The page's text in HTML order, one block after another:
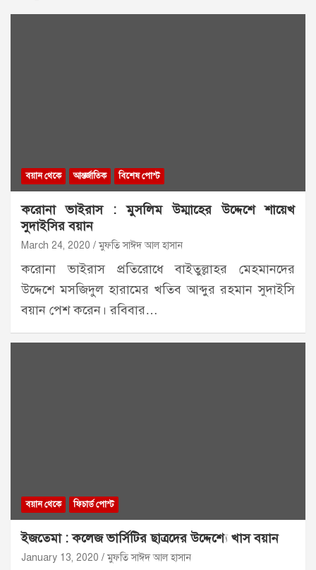
বয়ান থেকে আন্তর্জাতিক বিশেষ পোস্ট
করোনা ভাইরাস : মুসলিম উম্মাহের উদ্দেশে শায়েখ
সুদাইসির বয়ান
March 24, 2020 মুফতি সাঈদ আল হাসান
করোনা ভাইরাস প্রতিরোধে বাইতুল্লাহর মেহমানদের
উদ্দেশে মসজিদুল হারামের খতিব আব্দুর রহমান সুদাইসি
বয়ান পেশ করেন। রবিবার…
বয়ান থেকে ফিচার্ড পোস্ট
ইজতেমা : কলেজ ভার্সিটির ছাত্রদের উদ্দেশ্যে খাস বয়ান
January 13, 2020 মুফতি সাঈদ আল হাসান